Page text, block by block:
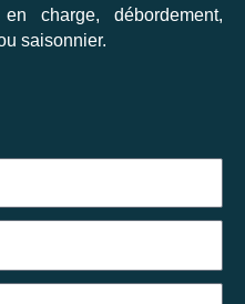
charge, débordement,
saisonnier.